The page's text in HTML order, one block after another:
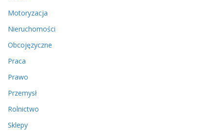
Motoryzacja
Nieruchomości
Obcojęzyczne
Praca
Prawo
Przemysł
Rolnictwo
Sklepy